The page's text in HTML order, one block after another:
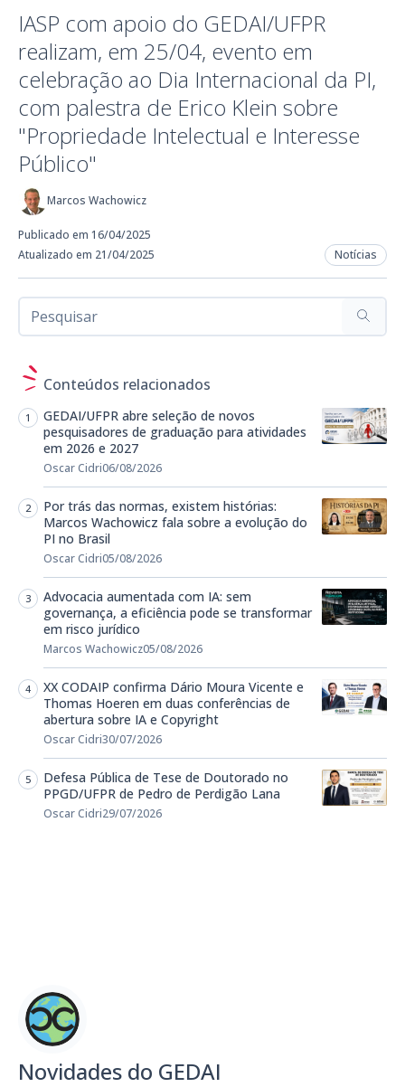
IASP com apoio do GEDAI/UFPR
realizam, em 25/04, evento em
celebração ao Dia Internacional da PI,
com palestra de Erico Klein sobre
"Propriedade Intelectual e Interesse
Público"
Marcos Wachowicz
Publicado em 16/04/2025
Atualizado em 21/04/2025
Notícias
Conteúdos relacionados
GEDAI/UFPR abre seleção de novos
pesquisadores de graduação para atividades
em 2026 e 2027
Oscar Cidri06/08/2026
Por trás das normas, existem histórias:
Marcos Wachowicz fala sobre a evolução do
PI no Brasil
Oscar Cidri05/08/2026
Advocacia aumentada com IA: sem
governança, a eficiência pode se transformar
em risco jurídico
Marcos Wachowicz05/08/2026
XX CODAIP confirma Dário Moura Vicente e
Thomas Hoeren em duas conferências de
abertura sobre IA e Copyright
Oscar Cidri30/07/2026
Defesa Pública de Tese de Doutorado no
PPGD/UFPR de Pedro de Perdigão Lana
Oscar Cidri29/07/2026
Novidades do GEDAI